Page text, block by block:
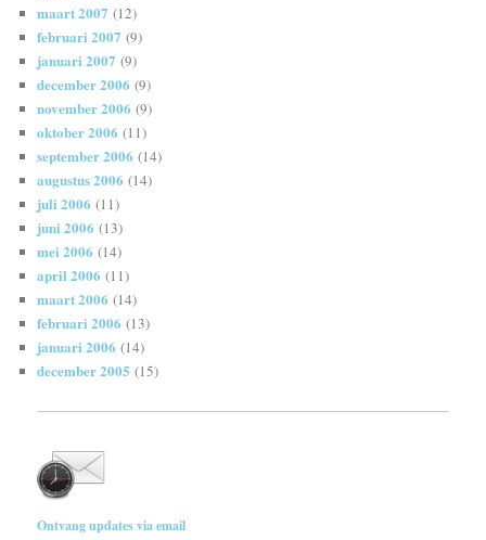
maart 2007 (12)
februari 2007 (9)
januari 2007 (9)
december 2006 (9)
november 2006 (9)
oktober 2006 (11)
september 2006 (14)
augustus 2006 (14)
juli 2006 (11)
juni 2006 (13)
mei 2006 (14)
april 2006 (11)
maart 2006 (14)
februari 2006 (13)
januari 2006 (14)
december 2005 (15)
Ontvang updates via email